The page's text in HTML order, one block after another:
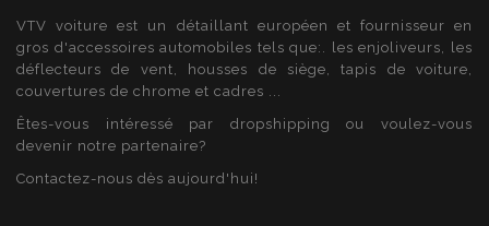
VTV voiture est un détaillant européen et fournisseur en
gros d'accessoires automobiles tels que:. les enjoliveurs, les
déflecteurs de vent, housses de siège, tapis de voiture,
couvertures de chrome et cadres ...
Êtes-vous intéressé par dropshipping ou voulez-vous
devenir notre partenaire?
Contactez-nous dès aujourd'hui!
Fonctionnalité